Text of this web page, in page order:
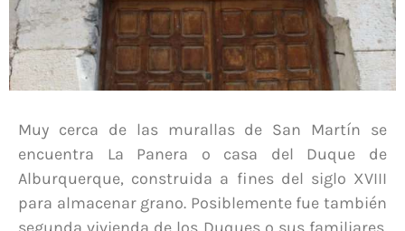
Muy cerca de las murallas de San Martín se
encuentra La Panera o casa del Duque de
Alburquerque, construida a fines del siglo XVIII
para almacenar grano. Posiblemente fue también